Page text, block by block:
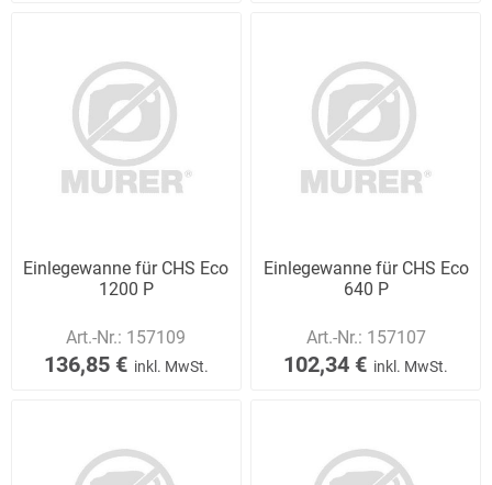
Einlegewanne für CHS Eco
1200 P
Art.-Nr.: 157109
136,85 € inkl. MwSt.
Einlegewanne für CHS Eco
640 P
Art.-Nr.: 157107
102,34 € inkl. MwSt.